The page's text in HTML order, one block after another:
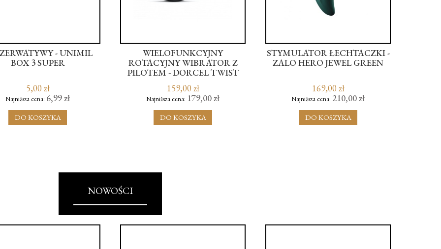
- UNIMIL
BOX 3 SUPER
5,00 zł
Najniższa cena: 6,99 zł
DO KOSZYKA
WIELOFUNKCYJNY
ROTACYJNY WIBRATOR Z
PILOTEM - DORCEL TWIST
DELIGHT
159,00 zł
Najniższa cena: 179,00 zł
DO KOSZYKA
STYMULATOR ŁECHTACZKI -
ZALO HERO JEWEL GREEN
169,00 zł
Najniższa cena: 210,00 zł
DO KOSZYKA
NOWOŚCI